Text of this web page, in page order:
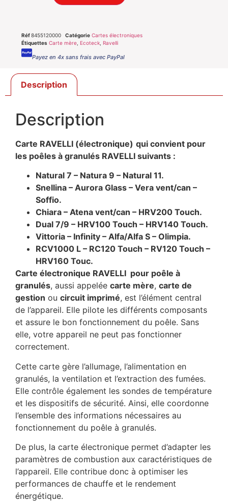
Réf8455120000 Catégorie Cartes électroniques
Étiquettes Carte mère Ecoteck Ravelli
Payez en 4x sans frais avec PayPal
Description
Description
Carte RAVELLI (électronique) qui convient pour
les poêles à granulés RAVELLI suivants :
Natural 7 – Natura 9 – Natural 11.
Snellina – Aurora Glass – Vera vent/can –
Soffio.
Chiara – Atena vent/can – HRV200 Touch.
Dual 7/9 – HRV100 Touch – HRV140 Touch.
Vittoria – Infinity – Alfa/Alfa S – Olimpia.
RCV1000 L – RC120 Touch – RV120 Touch –
HRV160 Touc.
Carte électronique RAVELLI pour poêle à
granulés, aussi appelée carte mère, carte de
gestion ou circuit imprimé, est l’élément central
de l’appareil. Elle pilote les différents composants
et assure le bon fonctionnement du poêle. Sans
elle, votre appareil ne peut pas fonctionner
correctement.
Cette carte gère l’allumage, l’alimentation en
granulés, la ventilation et l’extraction des fumées.
Elle contrôle également les sondes de température
et les dispositifs de sécurité. Ainsi, elle coordonne
l’ensemble des informations nécessaires au
fonctionnement du poêle à granulés.
De plus, la carte électronique permet d’adapter les
paramètres de combustion aux caractéristiques de
l’appareil. Elle contribue donc à optimiser les
performances de chauffe et le rendement
énergétique.